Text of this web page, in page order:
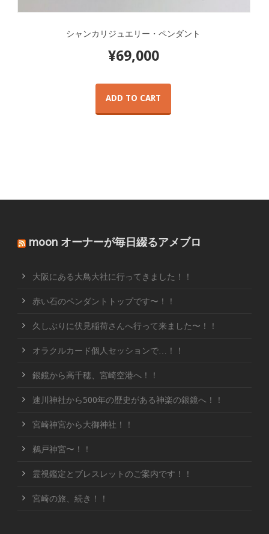
シャンカリジュエリー・ペンダント
¥69,000
ADD TO CART
moon オーナーが毎日綴るアメブロ
大阪にある大鳥大社に行ってきました！！
赤い石のペンダントトップです〜！！
久しぶりに伏見稲荷さんへ行って来ました〜！！
オラクルカード個人セッションで…！！
銀鏡から高千穂、宮崎空港へ！！
速川神社から500年の歴史がある神楽の銀鏡へ！！
宮崎神宮から大御神社！！
鵜戸神宮〜！！
霊視鑑定とブレスレットのご案内です！！
宮崎の旅、続き！！